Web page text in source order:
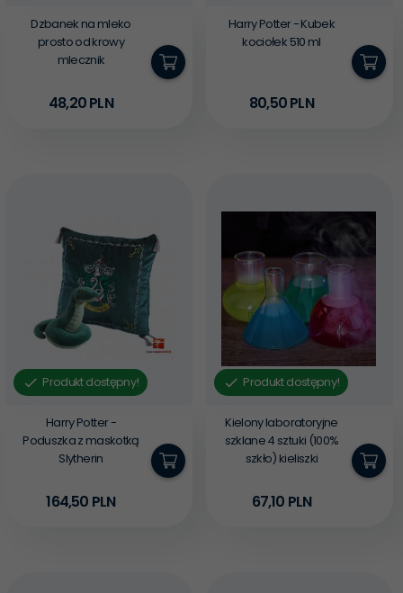
Dzbanek na mleko
prosto od krowy
mlecznik
48,20PLN
Harry Potter - Kubek
kociołek 510 ml
80,50PLN
Produkt dostępny!
Harry Potter -
Poduszka z maskotką
Slytherin
164,50 PLN
Produkt dostępny!
Kielony laboratoryjne
szklane 4 sztuki (100%
szkło) kieliszki
67,10 PLN